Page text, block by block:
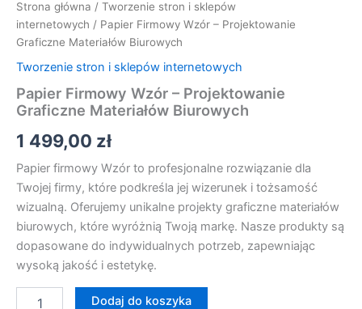
Strona główna / Tworzenie stron i sklepów
internetowych / Papier Firmowy Wzór – Projektowanie
Graficzne Materiałów Biurowych
Tworzenie stron i sklepów internetowych
Papier Firmowy Wzór – Projektowanie
Graficzne Materiałów Biurowych
1 499,00 zł
Papier firmowy Wzór to profesjonalne rozwiązanie dla
Twojej firmy, które podkreśla jej wizerunek i tożsamość
wizualną. Oferujemy unikalne projekty graficzne materiałów
biurowych, które wyróżnią Twoją markę. Nasze produkty są
dopasowane do indywidualnych potrzeb, zapewniając
wysoką jakość i estetykę.
Dodaj do koszyka